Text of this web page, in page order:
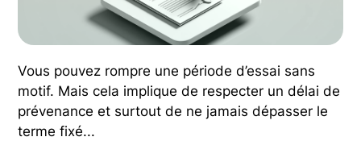
Vous pouvez rompre une période d’essai sans
motif. Mais cela implique de respecter un délai de
prévenance et surtout de ne jamais dépasser le
terme fixé...